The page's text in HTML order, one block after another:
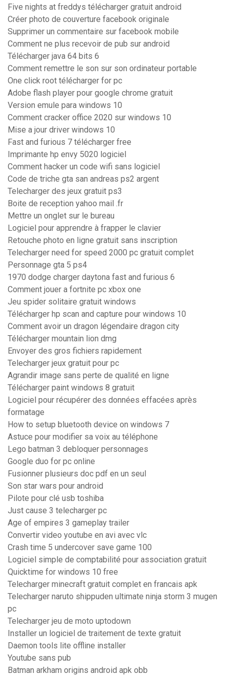
Five nights at freddys télécharger gratuit android
Créer photo de couverture facebook originale
Supprimer un commentaire sur facebook mobile
Comment ne plus recevoir de pub sur android
Télécharger java 64 bits 6
Comment remettre le son sur son ordinateur portable
One click root télécharger for pc
Adobe flash player pour google chrome gratuit
Version emule para windows 10
Comment cracker office 2020 sur windows 10
Mise a jour driver windows 10
Fast and furious 7 télécharger free
Imprimante hp envy 5020 logiciel
Comment hacker un code wifi sans logiciel
Code de triche gta san andreas ps2 argent
Telecharger des jeux gratuit ps3
Boite de reception yahoo mail .fr
Mettre un onglet sur le bureau
Logiciel pour apprendre à frapper le clavier
Retouche photo en ligne gratuit sans inscription
Telecharger need for speed 2000 pc gratuit complet
Personnage gta 5 ps4
1970 dodge charger daytona fast and furious 6
Comment jouer a fortnite pc xbox one
Jeu spider solitaire gratuit windows
Télécharger hp scan and capture pour windows 10
Comment avoir un dragon légendaire dragon city
Télécharger mountain lion dmg
Envoyer des gros fichiers rapidement
Telecharger jeux gratuit pour pc
Agrandir image sans perte de qualité en ligne
Télécharger paint windows 8 gratuit
Logiciel pour récupérer des données effacées après
formatage
How to setup bluetooth device on windows 7
Astuce pour modifier sa voix au téléphone
Lego batman 3 debloquer personnages
Google duo for pc online
Fusionner plusieurs doc pdf en un seul
Son star wars pour android
Pilote pour clé usb toshiba
Just cause 3 telecharger pc
Age of empires 3 gameplay trailer
Convertir video youtube en avi avec vlc
Crash time 5 undercover save game 100
Logiciel simple de comptabilité pour association gratuit
Quicktime for windows 10 free
Telecharger minecraft gratuit complet en francais apk
Telecharger naruto shippuden ultimate ninja storm 3 mugen
pc
Telecharger jeu de moto uptodown
Installer un logiciel de traitement de texte gratuit
Daemon tools lite offline installer
Youtube sans pub
Batman arkham origins android apk obb